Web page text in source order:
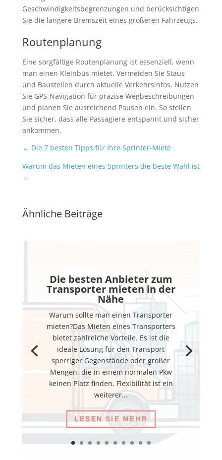
Geschwindigkeitsbegrenzungen und berücksichtigen
Sie die längere Bremszeit eines größeren Fahrzeugs.
Routenplanung
Eine sorgfältige Routenplanung ist essenziell, wenn
man einen Kleinbus mietet. Vermeiden Sie Staus
und Baustellen durch aktuelle Verkehrsinfos. Nutzen
Sie GPS-Navigation für präzise Wegbeschreibungen
und planen Sie ausreichend Pausen ein. So stellen
Sie sicher, dass alle Passagiere entspannt und sicher
ankommen.
← Die 7 besten Tipps für Ihre Sprinter-Miete
Warum das Mieten eines Sprinters die beste Wahl ist
→
Ähnliche Beiträge
Die besten Anbieter zum
Transporter mieten in der
Nähe
Warum sollte man einen Transporter
mieten?Das Mieten eines Transporters
bietet zahlreiche Vorteile. Es ist die
ideale Lösung für den Transport
sperriger Gegenstände oder großer
Mengen, die in einem normalen Pkw
keinen Platz finden. Flexibilität ist ein
weiterer...
LESEN SIE MEHR